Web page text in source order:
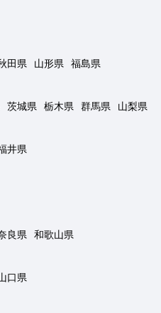
田県 山形県
福島県
茨城県 栃木県 群馬県
山梨県
井県
良県
和歌山県
口県